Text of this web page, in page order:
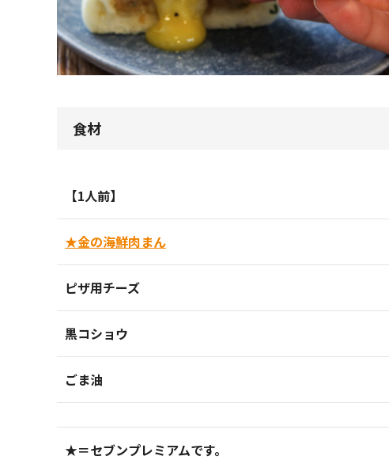
食材
【1人前】
★金の海鮮肉まん
ピザ用チーズ
黒コショウ
ごま油
★＝セブンプレミアムです。